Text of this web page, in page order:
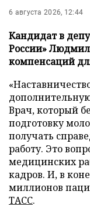
6 августа 2026, 12:44
Кандидат в
России»
компенсаций
Врач, который
подготовку
получать
работу. Это
медицинских
кадров. И, в
миллионов
ТАСС.